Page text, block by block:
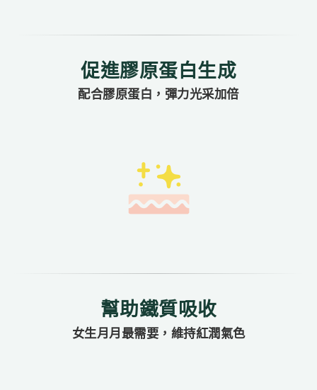
促進膠原蛋白生成
配合膠原蛋白，彈力光采加倍
幫助鐵質吸收
女生月月最需要，維持紅潤氣色